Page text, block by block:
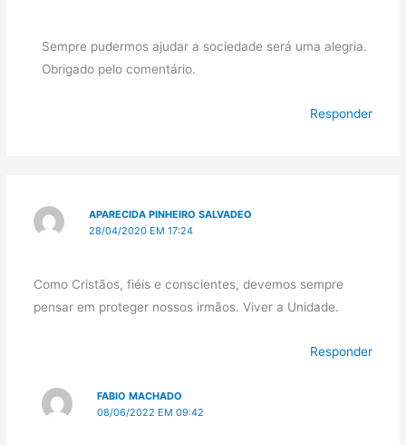
Sempre pudermos ajudar a sociedade será uma alegria.
Obrigado pelo comentário.
Responder
APARECIDA PINHEIRO SALVADEO
28/04/2020 EM 17:24
Como Cristãos, fiéis e conscientes, devemos sempre
pensar em proteger nossos irmãos. Viver a Unidade.
Responder
FABIO MACHADO
08/06/2022 EM 09:42